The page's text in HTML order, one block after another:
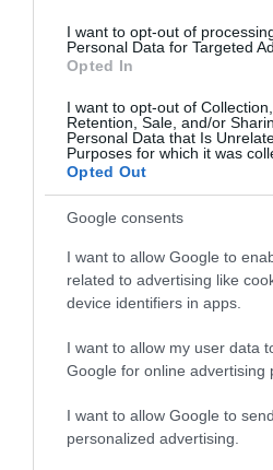
I want to opt-out of
Personal Data for Targeted
Opted In
I want to opt-out of Collection,
Retention, Sale, and/or
Personal Data that Is
Purposes for which it was
Opted Out
Google consents
I want to allow Google to
related to advertising like
device identifiers in apps.
I want to allow my user data
Google for online advertising
I want to allow Google to
personalized advertising.